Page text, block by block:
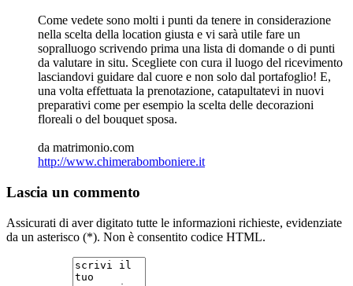
Come vedete sono molti i punti da tenere in considerazione
nella scelta della location giusta e vi sarà utile fare un
sopralluogo scrivendo prima una lista di domande o di punti
da valutare in situ. Scegliete con cura il luogo del ricevimento
lasciandovi guidare dal cuore e non solo dal portafoglio! E,
una volta effettuata la prenotazione, catapultatevi in nuovi
preparativi come per esempio la scelta delle decorazioni
floreali o del bouquet sposa.
da matrimonio.com
http://www.chimerabomboniere.it
Lascia un commento
Assicurati di aver digitato tutte le informazioni richieste, evidenziate
da un asterisco (*). Non è consentito codice HTML.